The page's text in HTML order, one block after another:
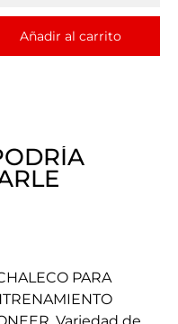
Añadir al carrito